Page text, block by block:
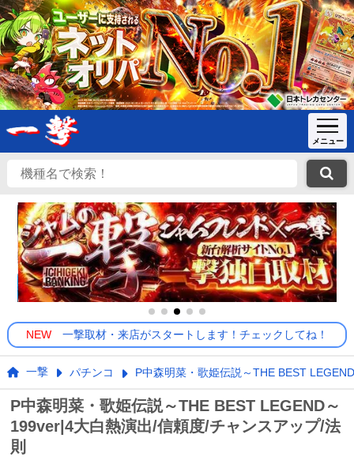
NEW 一撃取材・来店がスタートします！チェックしてね！
一撃 パチンコ P中森明菜・歌姫伝説～THE BEST
P中森明菜・歌姫伝説～THE BEST LEGEND～
199ver|4大白熱演出/信頼度/チャンスアップ/法
則